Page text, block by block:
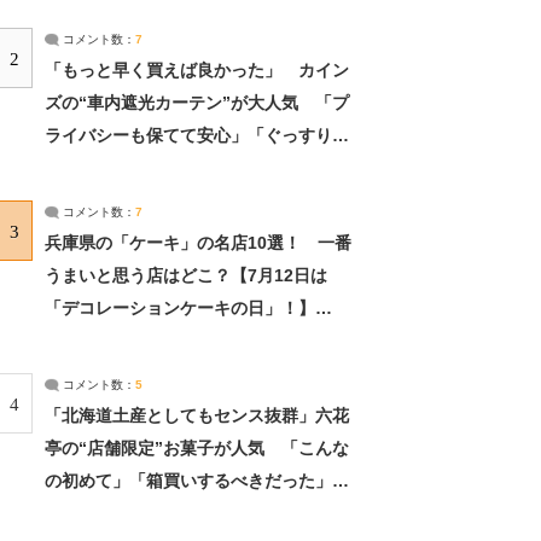
2
コメント数： 7
「もっと早く買えば良かった」 カイン
ズの“車内遮光カーテン”が大人気 「プ
ライバシーも保てて安心」「ぐっすり眠
3
コメント数： 7
兵庫県の「ケーキ」の名店10選！ 一番
うまいと思う店はどこ？【7月12日は
「デコレーションケーキの日」！】
4
コメント数： 5
「北海道土産としてもセンス抜群」六花
亭の“店舗限定”お菓子が人気 「こんな
の初めて」「箱買いするべきだった」